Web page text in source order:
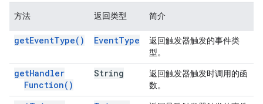
方法 返回类型 简介
getEventType( ) EventType
返回触发器触发的事件类
型。
getHandler
Function( )
String
返回触发器触发时调用的函
数。